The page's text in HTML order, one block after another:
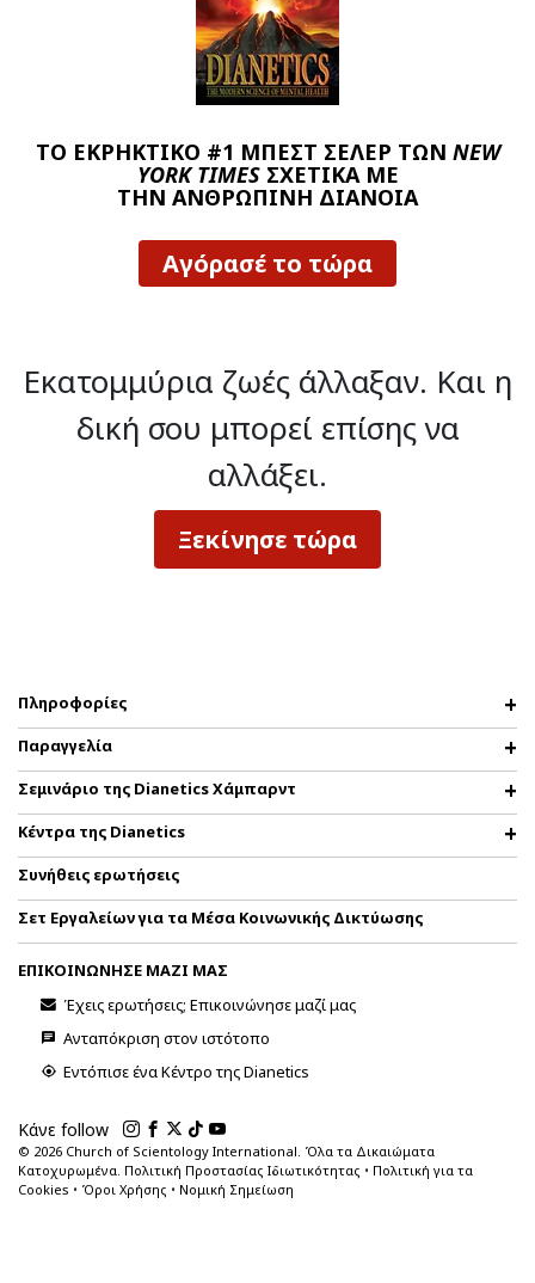
ΤΟ ΕΚΡΗΚΤΙΚΟ #1 ΜΠΕΣΤ ΣΕΛΕΡ ΤΩΝ NEW
YORK TIMESΣΧΕΤΙΚΑ ΜΕ
ΤΗΝ ΑΝΘΡΩΠΙΝΗ ΔΙΑΝΟΙΑ
Αγόρασέ το τώρα
Εκατομμύρια ζωές άλλαξαν. Και η
δική σου μπορεί επίσης να
αλλάξει.
Ξεκίνησε τώρα
Πληροφορίες
Παραγγελία
Σεμινάριο της Dianetics Χάμπαρντ
Κέντρα της Dianetics
Συνήθεις ερωτήσεις
Σετ Εργαλείων για τα Μέσα Κοινωνικής Δικτύωσης
ΕΠΙΚΟΙΝΩΝΗΣΕ ΜΑΖΙ ΜΑΣ
Έχεις ερωτήσεις; Επικοινώνησε μαζί μας
Ανταπόκριση στον ιστότοπο
Εντόπισε ένα Κέντρο της Dianetics
Κάνε follow
© 2026 Church of Scientology International. Όλα τα Δικαιώματα
Κατοχυρωμένα. Πολιτική Προστασίας Ιδιωτικότητας • Πολιτική για τα
Cookies • Όροι Χρήσης • Νομική Σημείωση